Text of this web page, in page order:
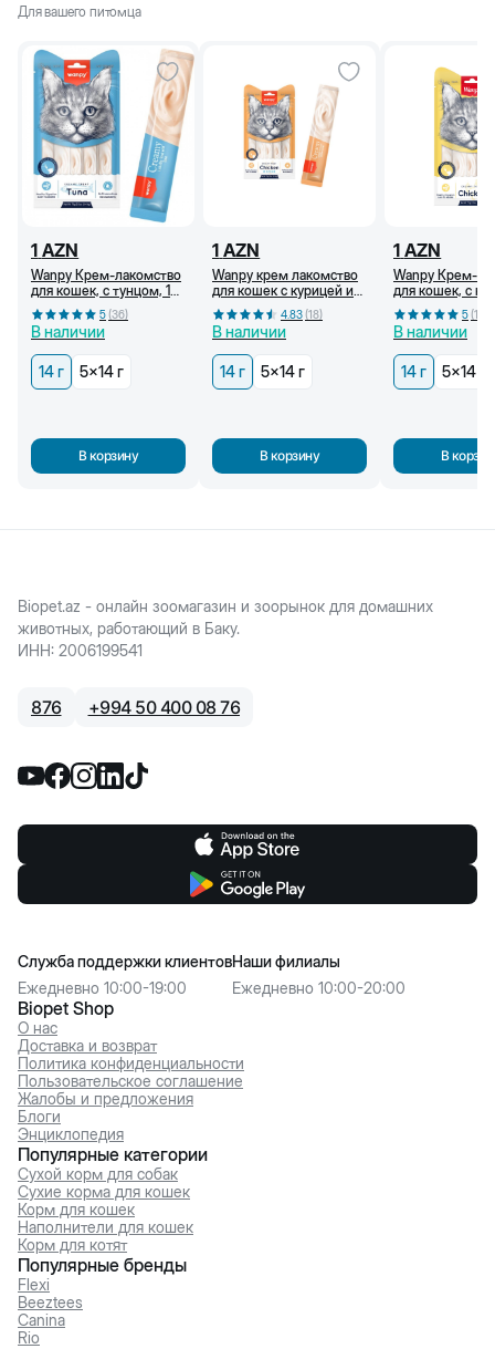
Для вашего питомца
1 AZN
Wanpy Крем-лакомство
для кошек, с тунцом, 14
5(36)
В наличии
14 г 5x14 г
В корзину
1 AZN
Wanpy крем лакомство
для кошек с курицей и
крабом, 14 г4.83(18)
В наличии
14 г 5x14 г
В корзину
1 AZN
Wanpy Крем-
для кошек, с
5(18
В наличии
14 г 5x14 г
В
Biopet.az - онлайн зоомагазин и зоорынок для домашних
животных, работающий в Баку.
ИНН: 2006199541
876 +994 50 400 08 76
Biopet Shop
О нас
Доставка и возврат
Политика конфиденциальности
Пользовательское соглашение
Жалобы и предложения
Блоги
Энциклопедия
Служба поддержки клиентов
Ежедневно 10:00-19:00
Наши филиалы
Ежедневно 10:00-20:00
Популярные категории
Сухой корм для собак
Сухие корма для кошек
Корм для кошек
Наполнители для кошек
Корм для котят
Популярные бренды
Flexi
Beeztees
Canina
Rio